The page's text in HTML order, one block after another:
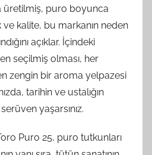
üretilmiş, puro boyunca
ve kalite, bu markanın neden
açıklar. İçindeki
seçilmiş olması, her
zengin bir aroma yelpazesi
tarihin ve ustalığın
yaşarsınız.
Puro 25, puro tutkunları